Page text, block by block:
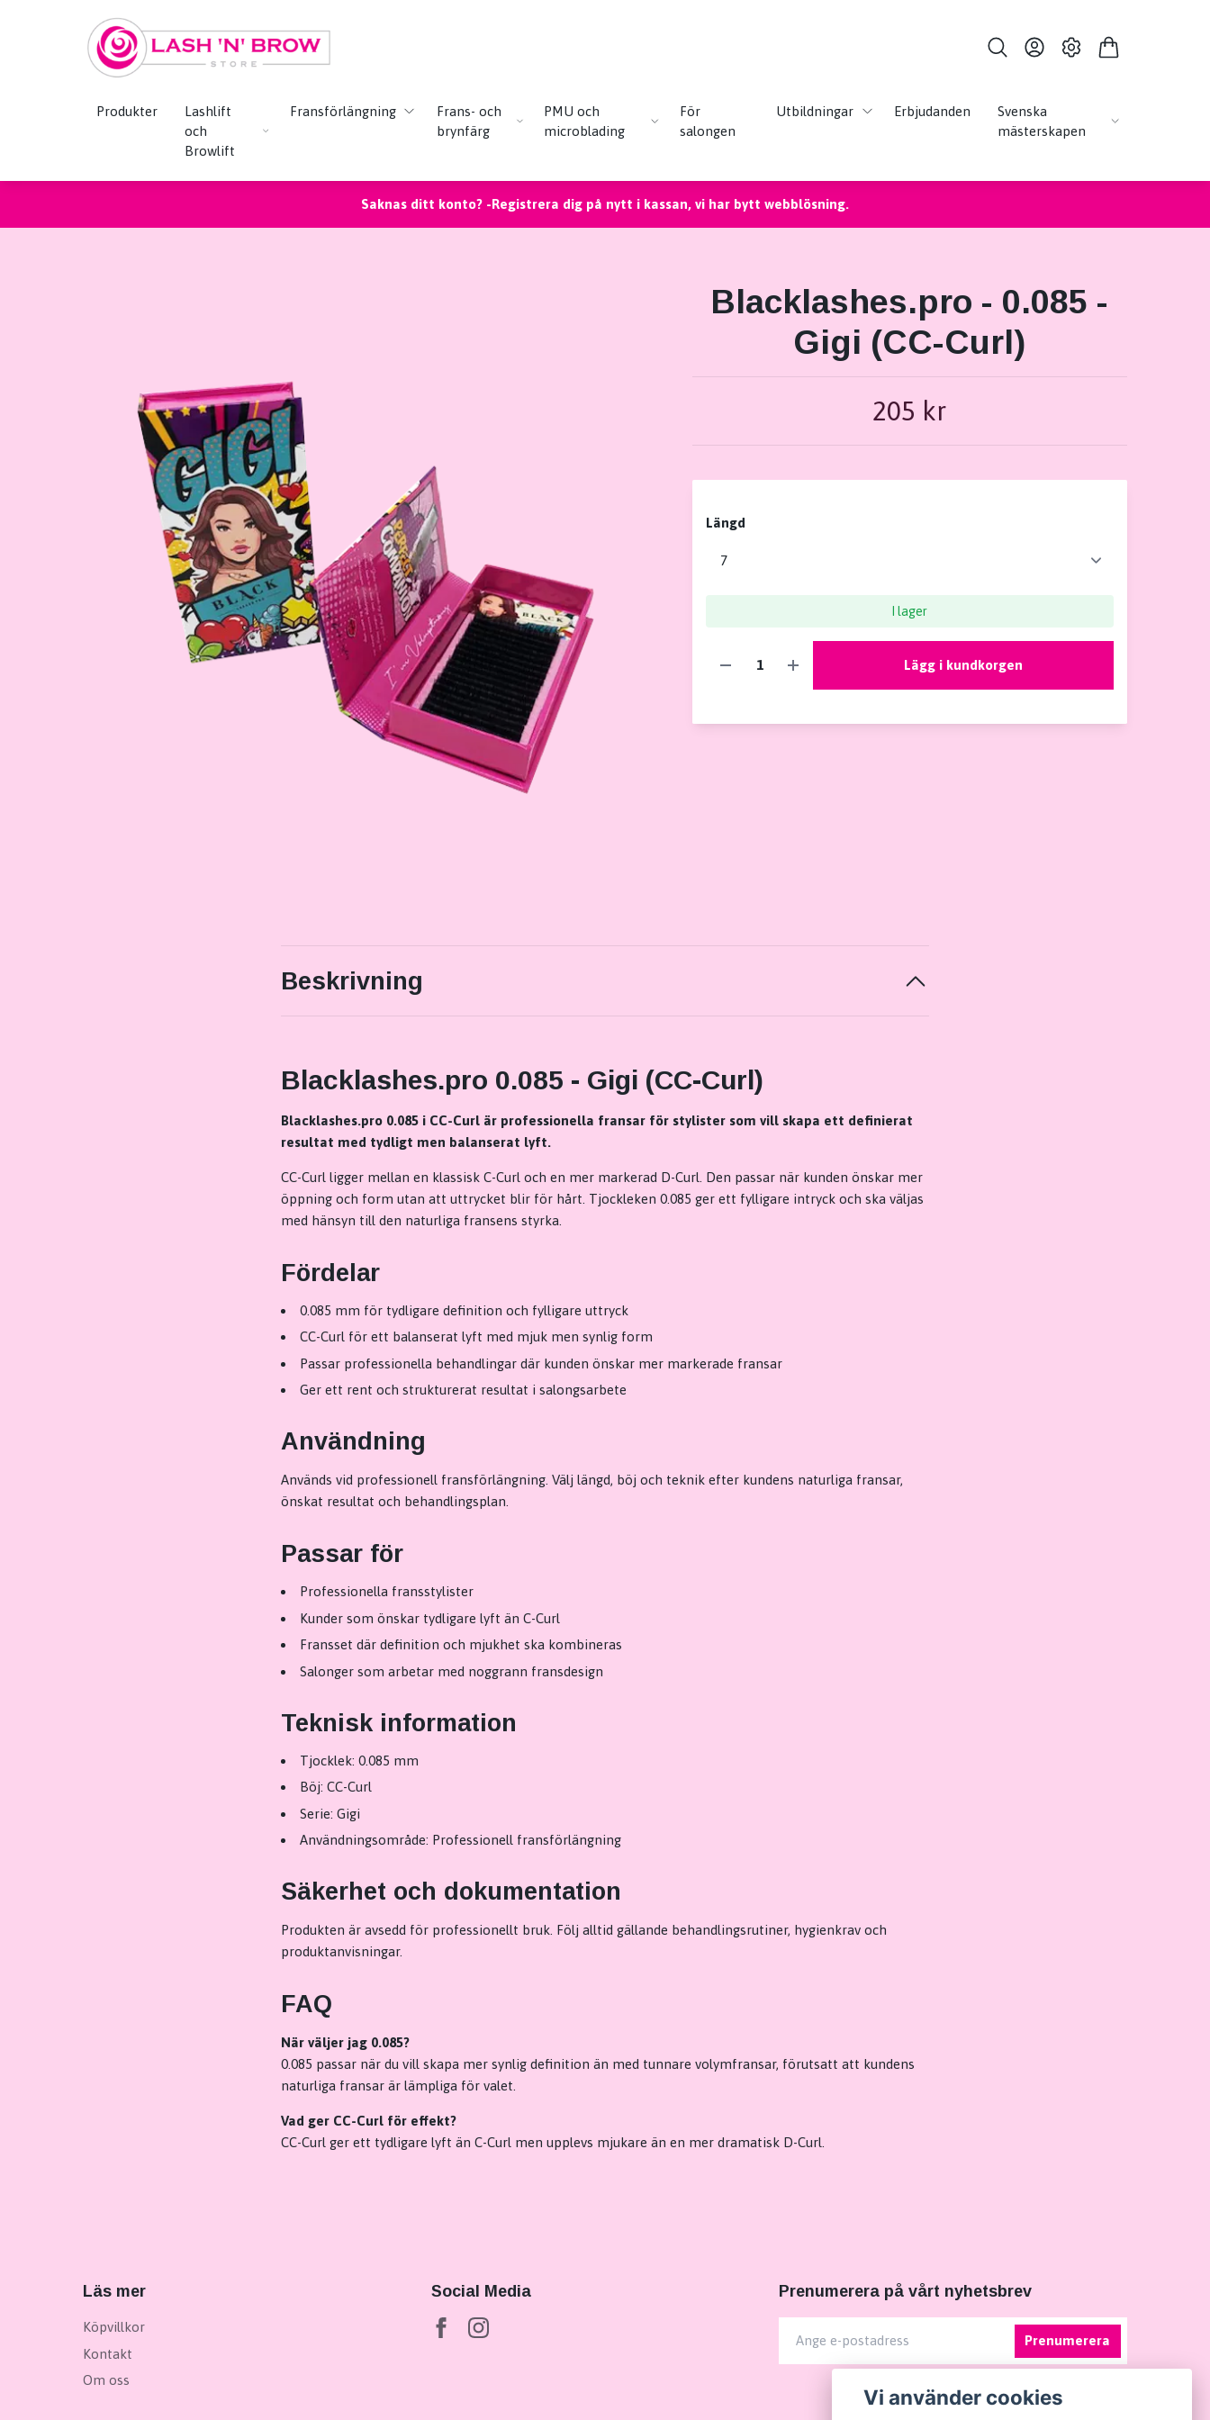
Produkter
Lashlift
och
Browlift
Fransförlängning
Frans- och
brynfärg
PMU och
microblading
För
salongen
Utbildningar Erbjudanden
Svenska
mästerskapen
Saknas ditt konto? -Registrera dig på nytt i kassan, vi har bytt webblösning.
Blacklashes.pro - 0.085 -
Gigi (CC-Curl)
205 kr
Längd
I lager
Lägg i kundkorgen
Beskrivning
Blacklashes.pro 0.085 - Gigi (CC-Curl)
Blacklashes.pro 0.085 i CC-Curl är professionella fransar för stylister som vill skapa ett definierat
resultat med tydligt men balanserat lyft.
CC-Curl ligger mellan en klassisk C-Curl och en mer markerad D-Curl. Den passar när kunden önskar mer
öppning och form utan att uttrycket blir för hårt. Tjockleken 0.085 ger ett fylligare intryck och ska väljas
med hänsyn till den naturliga fransens styrka.
Fördelar
0.085 mm för tydligare definition och fylligare uttryck
CC-Curl för ett balanserat lyft med mjuk men synlig form
Passar professionella behandlingar där kunden önskar mer markerade fransar
Ger ett rent och strukturerat resultat i salongsarbete
Användning
Används vid professionell fransförlängning. Välj längd, böj och teknik efter kundens naturliga fransar,
önskat resultat och behandlingsplan.
Passar för
Professionella fransstylister
Kunder som önskar tydligare lyft än C-Curl
Fransset där definition och mjukhet ska kombineras
Salonger som arbetar med noggrann fransdesign
Teknisk information
Tjocklek: 0.085 mm
Böj: CC-Curl
Serie: Gigi
Användningsområde: Professionell fransförlängning
Säkerhet och dokumentation
Produkten är avsedd för professionellt bruk. Följ alltid gällande behandlingsrutiner, hygienkrav och
produktanvisningar.
FAQ
När väljer jag 0.085?
0.085 passar när du vill skapa mer synlig definition än med tunnare volymfransar, förutsatt att kundens
naturliga fransar är lämpliga för valet.
Vad ger CC-Curl för effekt?
CC-Curl ger ett tydligare lyft än C-Curl men upplevs mjukare än en mer dramatisk D-Curl.
Läs mer
Köpvillkor
Kontakt
Om oss
Social Media Prenumerera på vårt nyhetsbrev
Prenumerera
Vi använder cookies